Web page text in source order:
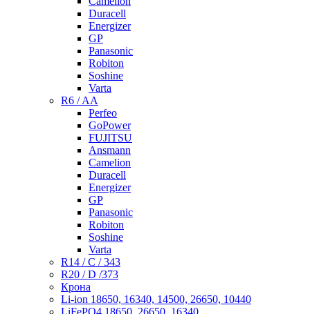
Duracell
Energizer
GP
Panasonic
Robiton
Soshine
Varta
R6 / AA
Perfeo
GoPower
FUJITSU
Ansmann
Camelion
Duracell
Energizer
GP
Panasonic
Robiton
Soshine
Varta
R14 / C / 343
R20 / D /373
Крона
Li-ion 18650, 16340, 14500, 26650, 10440
LiFePO4 18650, 26650, 16340